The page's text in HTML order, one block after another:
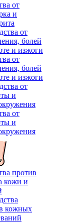
от
и
от
болей
и изжоги
от
и
против
кожи и